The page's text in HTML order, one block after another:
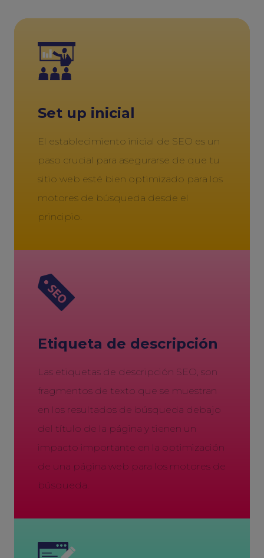
Set up inicial
El establecimiento inicial de SEO es un
paso crucial para asegurarse de que tu
sitio web esté bien optimizado para los
motores de búsqueda desde el
principio.
Etiqueta de descripción
Las etiquetas de descripción SEO, son
fragmentos de texto que se muestran
en los resultados de búsqueda debajo
del título de la página y tienen un
impacto importante en la optimización
de una página web para los motores de
búsqueda.